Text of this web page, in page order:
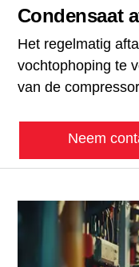
Condensaat
Het regelmatig
vochtophoping te
van de
Neem